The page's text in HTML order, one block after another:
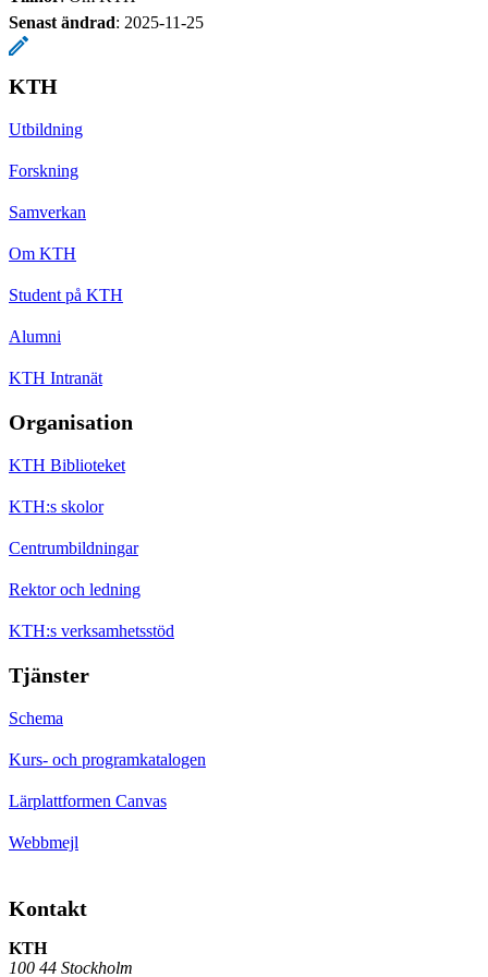
Senast ändrad: 2025-11-25
KTH
Utbildning
Forskning
Samverkan
Om KTH
Student på KTH
Alumni
KTH Intranät
Organisation
KTH Biblioteket
KTH:s skolor
Centrumbildningar
Rektor och ledning
KTH:s verksamhetsstöd
Tjänster
Schema
Kurs- och programkatalogen
Lärplattformen Canvas
Webbmejl
Kontakt
KTH
100 44 Stockholm